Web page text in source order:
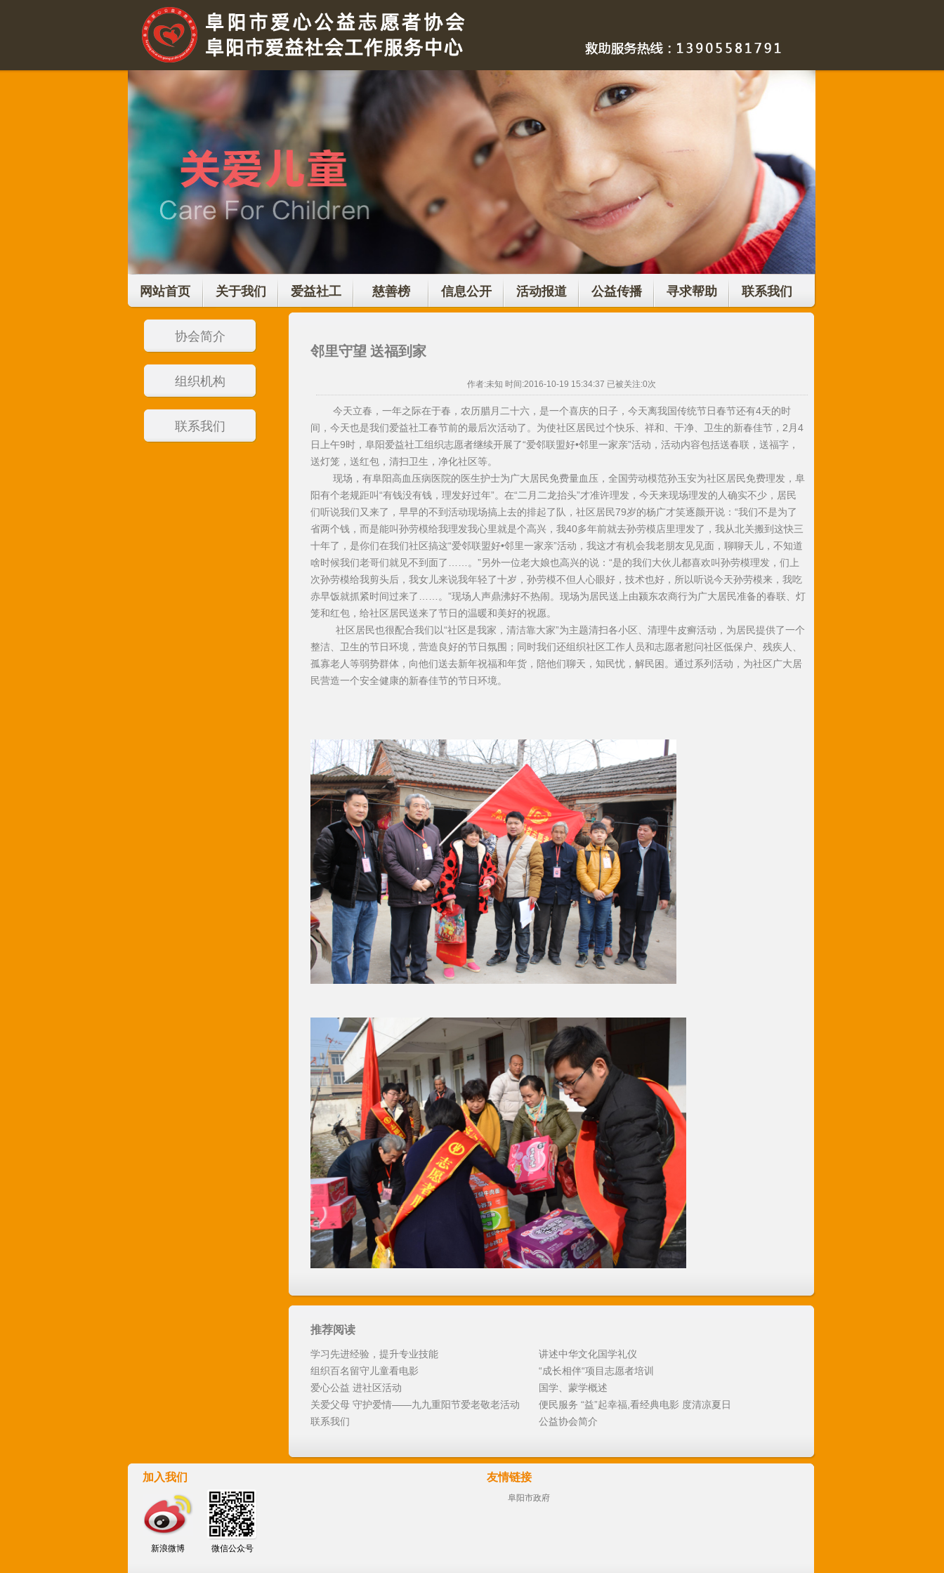
网站首页 关于我们 爱益社工 慈善榜 信息公开 活动报道 公益传播 寻求帮助 联系我们
协会简介
组织机构
联系我们
邻里守望 送福到家
作者:未知 时间:2016-10-19 15:34:37 已被关注:0次
今天立春，一年之际在于春，农历腊月二十六，是一个喜庆的日子，今天离我国传统节日春节还有4天的时
间，今天也是我们爱益社工春节前的最后次活动了。为使社区居民过个快乐、祥和、干净、卫生的新春佳节，2月4
日上午9时，阜阳爱益社工组织志愿者继续开展了“爱邻联盟好•邻里一家亲”活动，活动内容包括送春联，送福字，
送灯笼，送红包，清扫卫生，净化社区等。
现场，有阜阳高血压病医院的医生护士为广大居民免费量血压，全国劳动模范孙玉安为社区居民免费理发，阜
阳有个老规距叫“有钱没有钱，理发好过年”。在“二月二龙抬头”才准许理发，今天来现场理发的人确实不少，居民
们听说我们又来了，早早的不到活动现场搞上去的排起了队，社区居民79岁的杨广才笑逐颜开说：“我们不是为了
省两个钱，而是能叫孙劳模给我理发我心里就是个高兴，我40多年前就去孙劳模店里理发了，我从北关搬到这快三
十年了，是你们在我们社区搞这“爱邻联盟好•邻里一家亲”活动，我这才有机会我老朋友见见面，聊聊天儿，不知道
啥时候我们老哥们就见不到面了……。”另外一位老大娘也高兴的说：“是的我们大伙儿都喜欢叫孙劳模理发，们上
次孙劳模给我剪头后，我女儿来说我年轻了十岁，孙劳模不但人心眼好，技术也好，所以听说今天孙劳模来，我吃
赤早饭就抓紧时间过来了……。”现场人声鼎沸好不热闹。现场为居民送上由颍东农商行为广大居民准备的春联、灯
笼和红包，给社区居民送来了节日的温暖和美好的祝愿。
社区居民也很配合我们以“社区是我家，清洁靠大家”为主题清扫各小区、清理牛皮癣活动，为居民提供了一个
整洁、卫生的节日环境，营造良好的节日氛围；同时我们还组织社区工作人员和志愿者慰问社区低保户、残疾人、
孤寡老人等弱势群体，向他们送去新年祝福和年货，陪他们聊天，知民忧，解民困。通过系列活动，为社区广大居
民营造一个安全健康的新春佳节的节日环境。
推荐阅读
学习先进经验，提升专业技能
讲述中华文化国学礼仪
组织百名留守儿童看电影
“成长相伴“项目志愿者培训
爱心公益 进社区活动
国学、蒙学概述
关爱父母 守护爱情——九九重阳节爱老敬老活动
便民服务 “益”起幸福,看经典电影 度清凉夏日
联系我们
公益协会简介
加入我们
新浪微博 微信公众号
友情链接
阜阳市政府